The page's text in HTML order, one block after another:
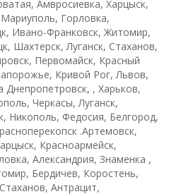
Амвросиевка, Харцыск,
Горловка,
Ивано-Франковск, Житомир,
Шахтерск, Луганск, Стаханов,
Первомайск, Красный
Кривой Рог, Львов,
, Харьков,
Черкасы, Луганск,
Никополь, Федосия, Белгород,
.Артемовск,
Красноармейск,
Александрия, Знаменка ,
Бердичев, Коростень,
Антрацит,